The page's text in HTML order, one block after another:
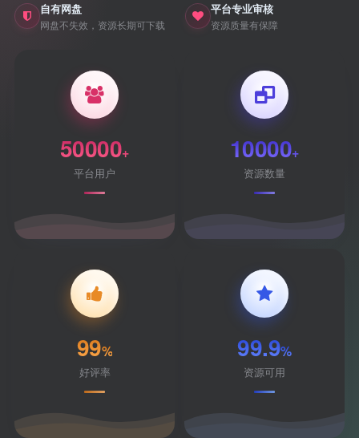
自有网盘
网盘不失效，资源长期可下载
平台专业审核
资源质量有保障
50000+
平台用户
10000+
资源数量
99%
好评率
99.9%
资源可用